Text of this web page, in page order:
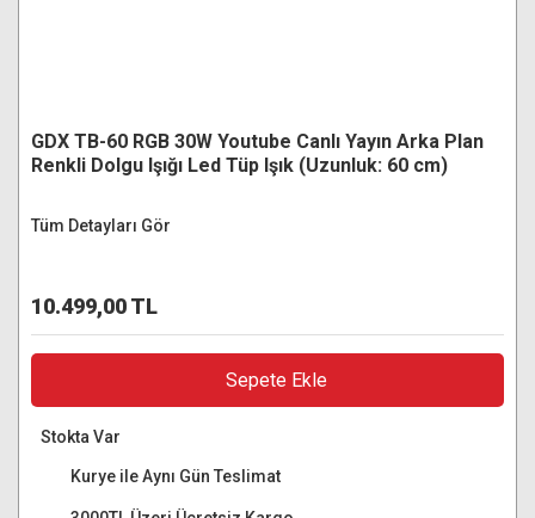
GDX TB-60 RGB 30W Youtube Canlı Yayın Arka Plan
Renkli Dolgu Işığı Led Tüp Işık (Uzunluk: 60 cm)
Tüm Detayları Gör
10.499,00 TL
Sepete Ekle
Stokta Var
Kurye ile Aynı Gün Teslimat